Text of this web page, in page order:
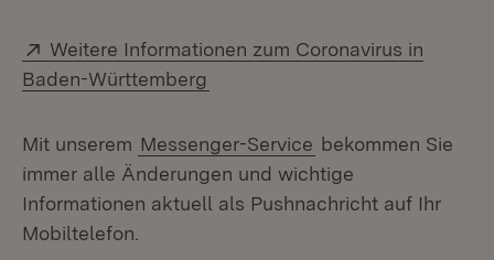
Extern:
Weitere Informationen zum Coronavirus in
Baden-Württemberg
Mit unserem Messenger-Service bekommen Sie
immer alle Änderungen und wichtige
Informationen aktuell als Pushnachricht auf Ihr
Mobiltelefon.